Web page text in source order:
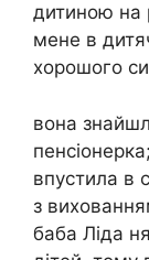
дитиною на
мене в
хорошого
вона
впустила в
з
баба Ліда